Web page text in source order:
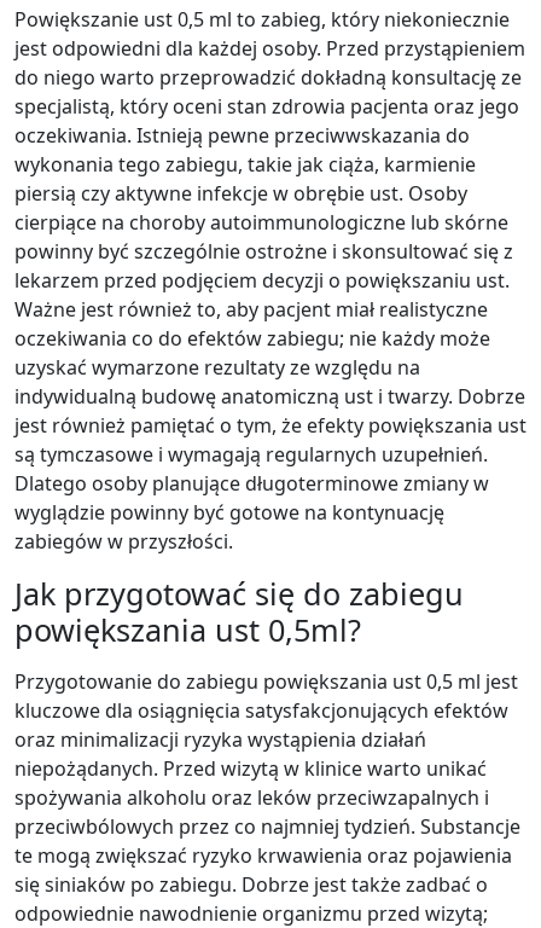
Powiększanie ust 0,5 ml to zabieg, który niekoniecznie
jest odpowiedni dla każdej osoby. Przed przystąpieniem
do niego warto przeprowadzić dokładną konsultację ze
specjalistą, który oceni stan zdrowia pacjenta oraz jego
oczekiwania. Istnieją pewne przeciwwskazania do
wykonania tego zabiegu, takie jak ciąża, karmienie
piersią czy aktywne infekcje w obrębie ust. Osoby
cierpiące na choroby autoimmunologiczne lub skórne
powinny być szczególnie ostrożne i skonsultować się z
lekarzem przed podjęciem decyzji o powiększaniu ust.
Ważne jest również to, aby pacjent miał realistyczne
oczekiwania co do efektów zabiegu; nie każdy może
uzyskać wymarzone rezultaty ze względu na
indywidualną budowę anatomiczną ust i twarzy. Dobrze
jest również pamiętać o tym, że efekty powiększania ust
są tymczasowe i wymagają regularnych uzupełnień.
Dlatego osoby planujące długoterminowe zmiany w
wyglądzie powinny być gotowe na kontynuację
zabiegów w przyszłości.
Jak przygotować się do zabiegu
powiększania ust 0,5ml?
Przygotowanie do zabiegu powiększania ust 0,5 ml jest
kluczowe dla osiągnięcia satysfakcjonujących efektów
oraz minimalizacji ryzyka wystąpienia działań
niepożądanych. Przed wizytą w klinice warto unikać
spożywania alkoholu oraz leków przeciwzapalnych i
przeciwbólowych przez co najmniej tydzień. Substancje
te mogą zwiększać ryzyko krwawienia oraz pojawienia
się siniaków po zabiegu. Dobrze jest także zadbać o
odpowiednie nawodnienie organizmu przed wizytą;